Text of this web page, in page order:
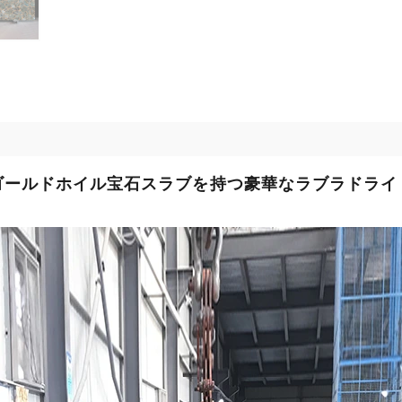
ールドホイル宝石スラブを持つ豪華なラブラドライ